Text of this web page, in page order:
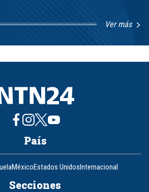
Ver más
País
MéxicoEstados UnidosInternacional
Secciones